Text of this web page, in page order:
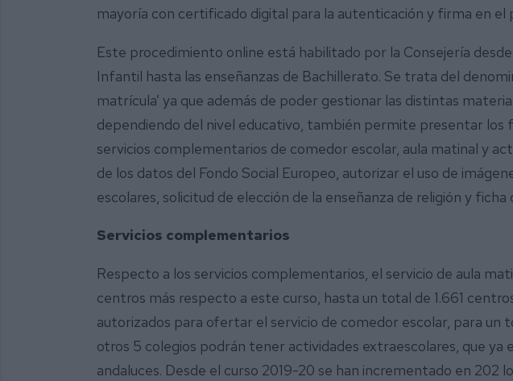
mayoría con certificado digital para la autenticación y firma en el
Este procedimiento online está habilitado por la Consejería
Infantil hasta las enseñanzas de Bachillerato. Se trata del
matrícula’ ya que además de poder gestionar las distintas
dependiendo del nivel educativo, también permite presentar los
servicios complementarios de comedor escolar, aula matinal y
de los datos del Fondo Social Europeo, autorizar el uso de
escolares, solicitud de elección de la enseñanza de religión y ficha
Servicios complementarios
Respecto a los servicios complementarios, el servicio de aula
centros más respecto a este curso, hasta un total de 1.661
autorizados para ofertar el servicio de comedor escolar, para un
otros 5 colegios podrán tener actividades extraescolares, que ya
andaluces. Desde el curso 2019-20 se han incrementado en 202